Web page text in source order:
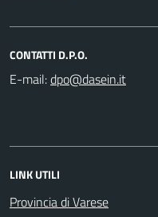
CONTATTI D.P.O.
E-mail:
LINK UTILI
Provincia di Varese